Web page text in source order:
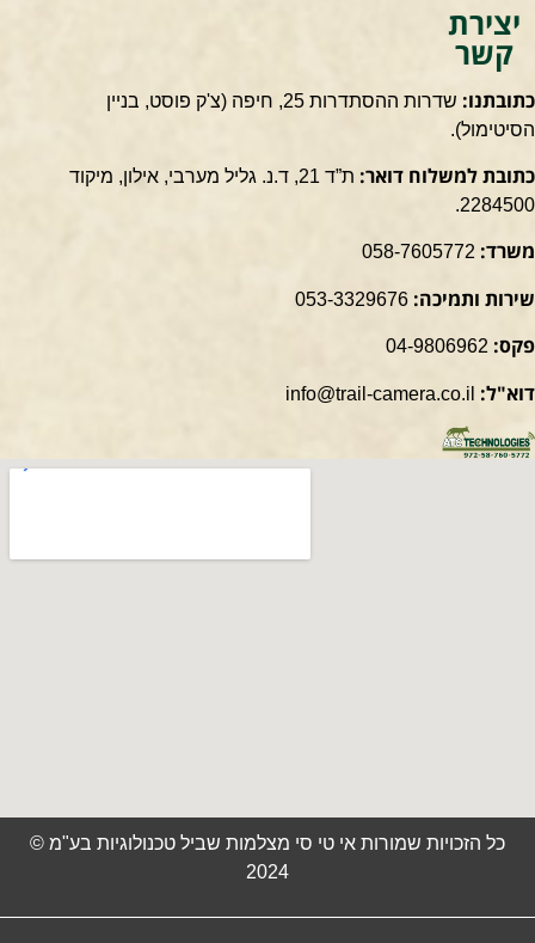
יצירת
קשר
כתובתנו: שדרות ההסתדרות 25, חיפה
(צ'ק פוסט, בניין
הסיטימול).
כתובת למשלוח דואר:
ת”ד 21, ד.נ. גליל מערבי, אילון, מיקוד
2284500.
משרד: 058-7605772
שירות ותמיכה: 053-3329676
פקס: 04-9806962
דוא"ל: info@trail-camera.co.il
כל הזכויות שמורות אי טי סי מצלמות שביל טכנולוגיות בע"מ ©
2024